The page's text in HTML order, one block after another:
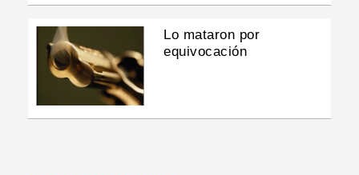
Lo mataron por
equivocación